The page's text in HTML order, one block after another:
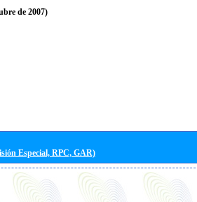
de 2007)
Especial, RPC, GAR)